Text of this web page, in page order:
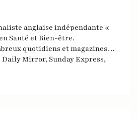
anglaise indépendante «
Santé et Bien-être.
quotidiens et magazines
Mirror, Sunday Express,
font partie de ceux les plus lus de